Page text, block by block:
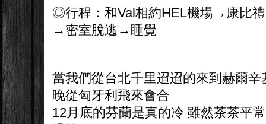
◎行程：和Val相約HEL機場→康比
→密室脫逃→睡覺
當我們從台北千里迢迢的來到赫爾
晚從匈牙利飛來會合
12月底的芬蘭是真的冷 雖然茶茶平